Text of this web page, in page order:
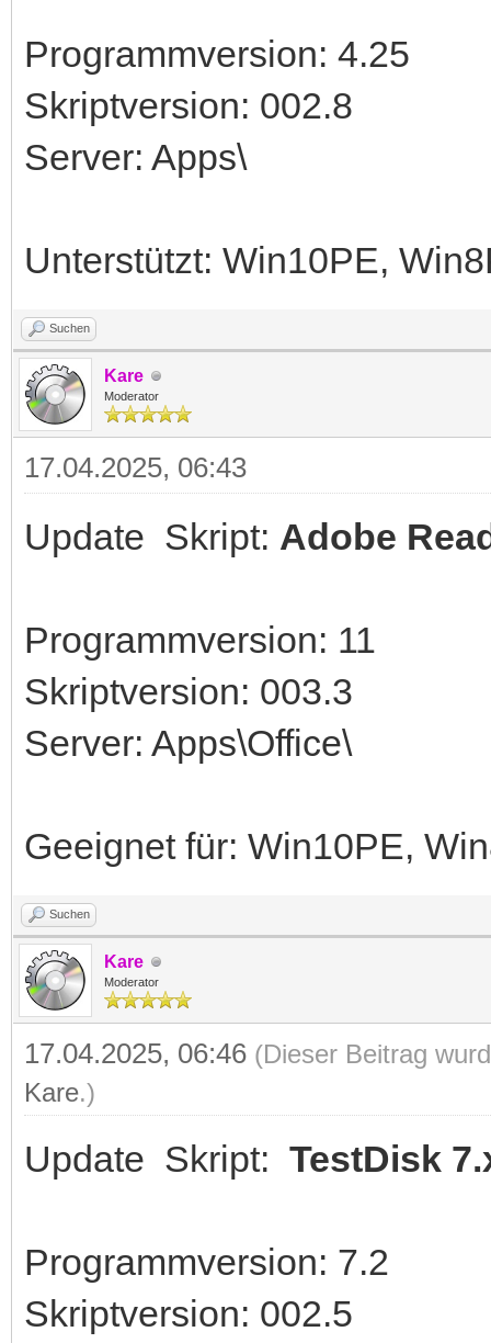
Programmversion: 4.25
Skriptversion: 002.8
Server: Apps\
Unterstützt: Win10PE,
Suchen
Kare
Moderator
17.04.2025, 06:43
Update Skript: Adobe
Programmversion: 11
Skriptversion: 003.3
Server: Apps\Office\
Geeignet für: Win10PE,
Suchen
Kare
Moderator
17.04.2025, 06:46 (Dieser Beitrag
Kare.)
Update Skript: TestDisk
Programmversion: 7.2
Skriptversion: 002.5